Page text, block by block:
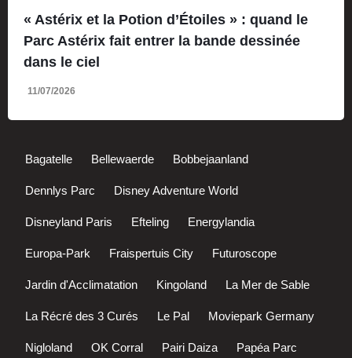
« Astérix et la Potion d’Étoiles » : quand le
Parc Astérix fait entrer la bande dessinée
dans le ciel
11/07/2026
Bagatelle Bellewaerde Bobbejaanland
Dennlys Parc Disney Adventure World
Disneyland Paris Efteling Energylandia
Europa-Park Fraispertuis City Futuroscope
Jardin d'Acclimatation Kingoland La Mer de Sable
La Récré des 3 Curés Le Pal Moviepark Germany
Nigloland OK Corral Pairi Daiza Papéa Parc